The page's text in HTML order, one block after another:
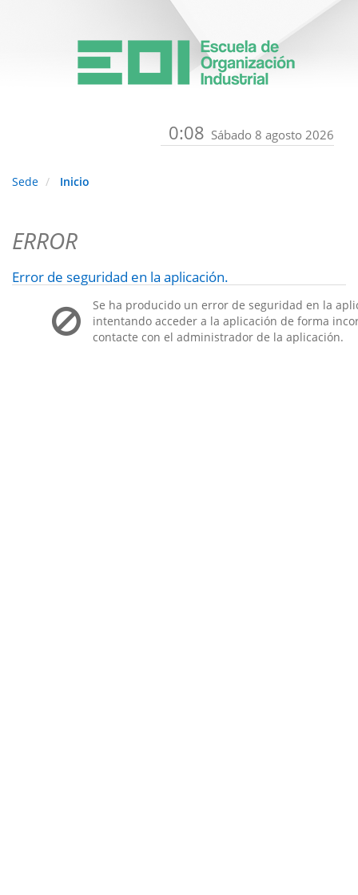
0:08 Sábado 8 agosto 2026
Sede Inicio
ERROR
Error de seguridad en la aplicación.
Se ha producido un error de seguridad en la
intentando acceder a la aplicación de forma
contacte con el administrador de la aplicación.